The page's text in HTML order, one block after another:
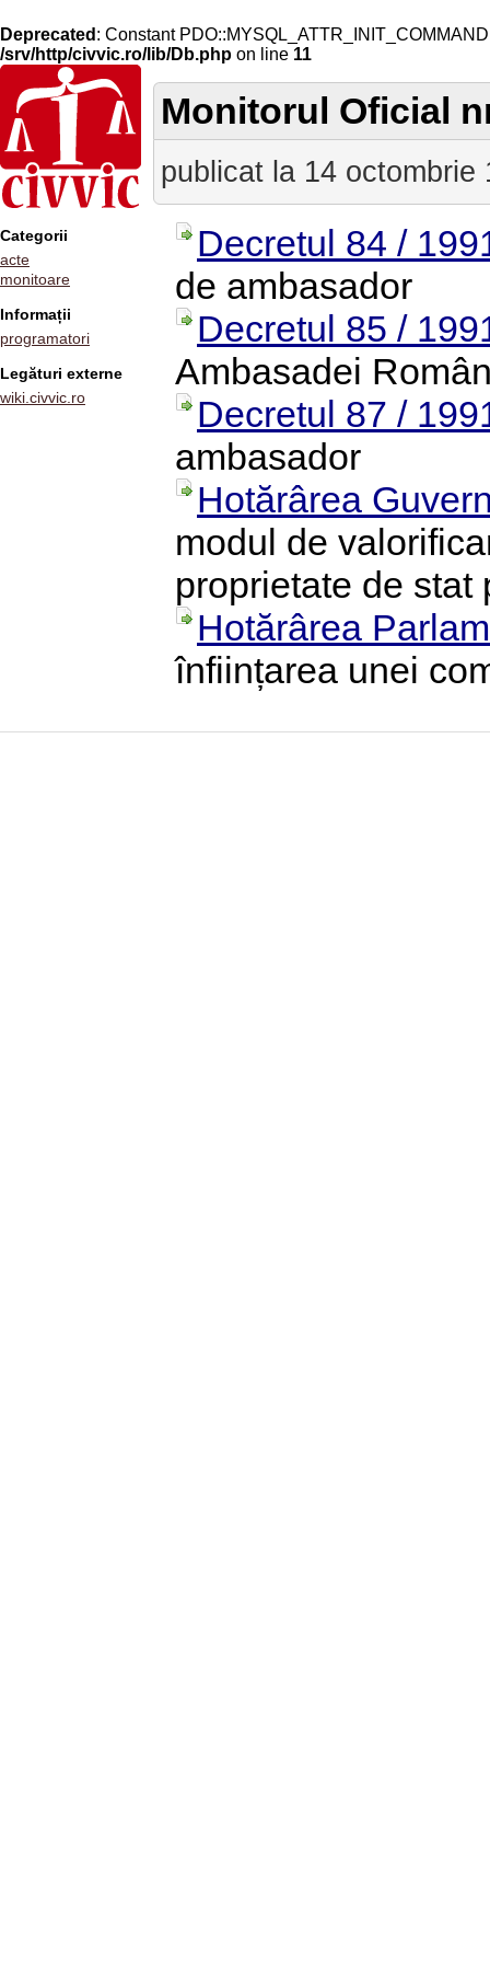
Deprecated : Constant
/srv/http/civvic.ro/lib/Db.php on line 11
Categorii
acte
monitoare
Informații
programatori
Legături externe
wiki.civvic.ro
Monitorul Oficial
publicat la 14 octombrie
Decretul 84 /
de ambasador
Decretul 85 /
Ambasadei
Decretul 87 /
ambasador
Hotărârea
modul de
proprietate de stat
Hotărârea
înființarea unei